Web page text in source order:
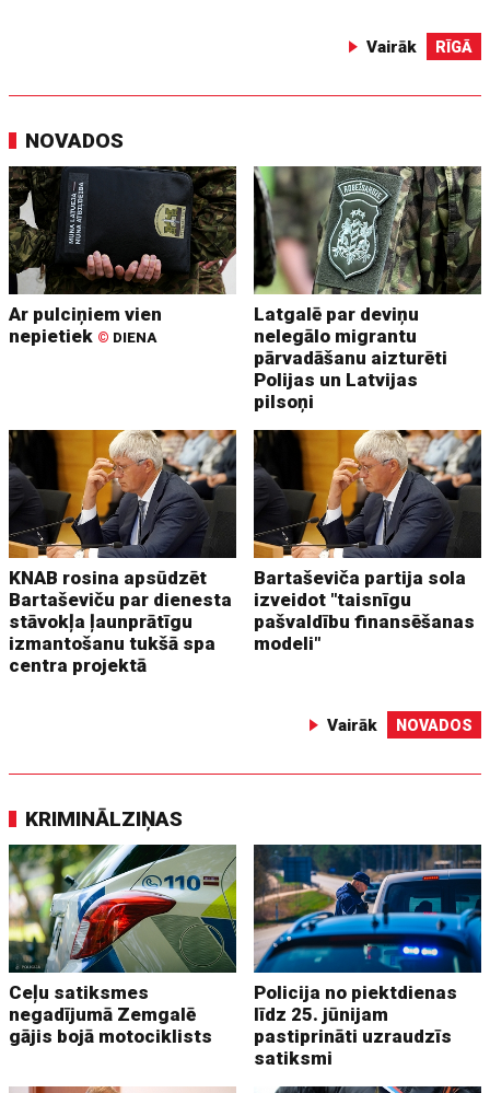
Vairāk RĪGĀ
NOVADOS
Ar pulciņiem vien
nepietiek © DIENA
Latgalē par deviņu
nelegālo migrantu
pārvadāšanu aizturēti
Polijas un Latvijas
pilsoņi
KNAB rosina apsūdzēt
Bartaševiču par dienesta
stāvokļa ļaunprātīgu
izmantošanu tukšā spa
centra projektā
Bartaševiča partija sola
izveidot "taisnīgu
pašvaldību finansēšanas
modeli"
Vairāk NOVADOS
KRIMINĀLZIŅAS
Ceļu satiksmes
negadījumā Zemgalē
gājis bojā motociklists
Policija no piektdienas
līdz 25. jūnijam
pastiprināti uzraudzīs
satiksmi